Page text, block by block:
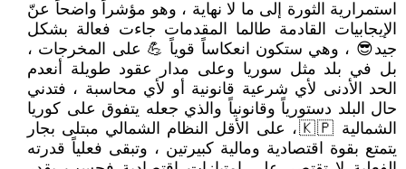
استمرارية الثورة إلى ما لا نهاية ، وهو مؤشراً واضحاً عنّ
الإيجابيات القادمة طالما المقدمات جاءت فعالة بشكل
جيد😎 ، وهي ستكون انعكاساً قوياً 💪 على المخرجات ،
بل في بلد مثل سوريا وعلى مدار عقود طويلة أنعدم
الحد الأدنى لأي شرعية قانونية أو لأي محاسبة ، فتدني
حال البلد دستورياً وقانونياً والذي جعله يتفوق على كوريا
الشمالية 🇰🇵، على الأقل النظام الشمالي مبتلى بجار
يتمتع بقوة اقتصادية ومالية كبيرتين ، وتبقى فعلياً قدرته